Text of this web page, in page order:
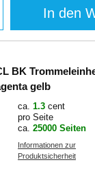
In den
BK
gelb
ca. 1.3 cent
pro Seite
ca. 25000 Seiten
Informationen zur
Produktsicherheit